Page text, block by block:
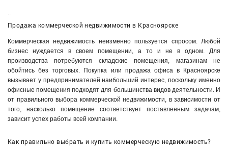
..
Продажа коммерческой недвижимости в Красноярске
Коммерческая недвижимость неизменно пользуется спросом. Любой
бизнес нуждается в своем помещении, а то и не в одном. Для
производства потребуются складские помещения, магазинам не
обойтись без торговых. Покупка или продажа офиса в Красноярске
вызывает у предпринимателей наибольший интерес, поскольку именно
офисные помещения подходят для большинства видов деятельности. И
от правильного выбора коммерческой недвижимости, в зависимости от
того, насколько помещение соответствует поставленным задачам,
зависит успех работы всей компании.
Как правильно выбрать и купить коммерческую недвижимость?